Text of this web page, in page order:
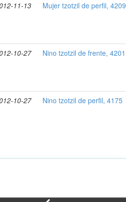
11-13 Mujer tzotzil de perfil, 4209
10-27 Nino tzotzil de frente, 4201
10-27 Nino tzotzil de perfil, 4175